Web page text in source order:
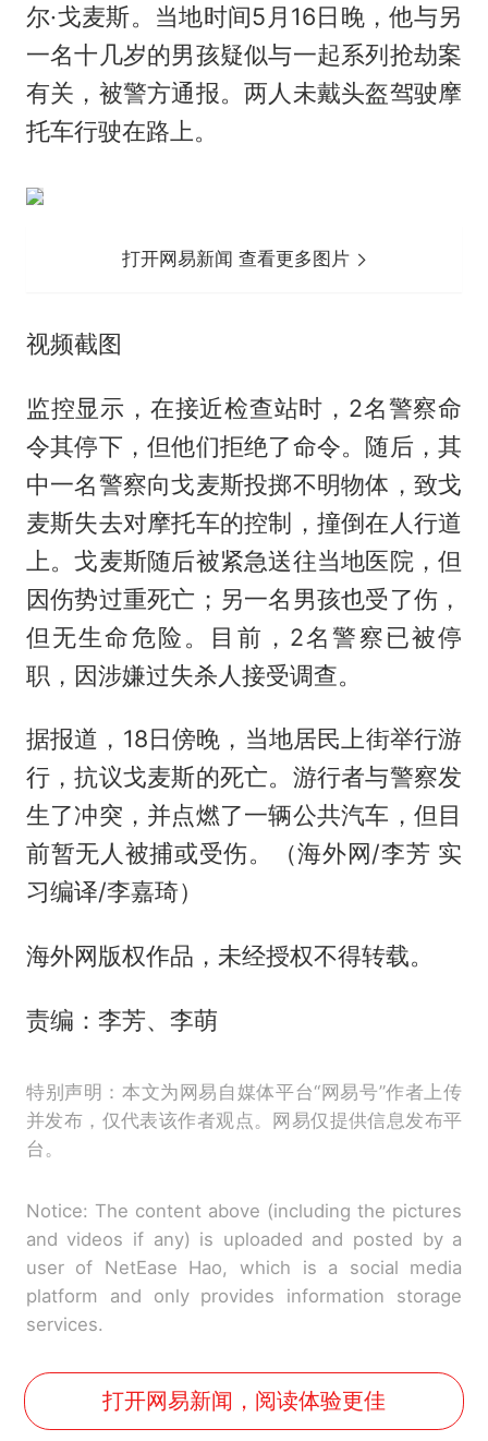
尔·戈麦斯。当地时间5月16日晚，他与另
一名十几岁的男孩疑似与一起系列抢劫案
有关，被警方通报。两人未戴头盔驾驶摩
托车行驶在路上。
打开网易新闻 查看更多图片
视频截图
监控显示，在接近检查站时，2名警察命
令其停下，但他们拒绝了命令。随后，其
中一名警察向戈麦斯投掷不明物体，致戈
麦斯失去对摩托车的控制，撞倒在人行道
上。戈麦斯随后被紧急送往当地医院，但
因伤势过重死亡；另一名男孩也受了伤，
但无生命危险。目前，2名警察已被停
职，因涉嫌过失杀人接受调查。
据报道，18日傍晚，当地居民上街举行游
行，抗议戈麦斯的死亡。游行者与警察发
生了冲突，并点燃了一辆公共汽车，但目
前暂无人被捕或受伤。（海外网/李芳 实
习编译/李嘉琦）
海外网版权作品，未经授权不得转载。
责编：李芳、李萌
特别声明：本文为网易自媒体平台“网易号”作者上传
并发布，仅代表该作者观点。网易仅提供信息发布平
台。
Notice: The content above (including the pictures
and videos if any) is uploaded and posted by a
user of NetEase Hao, which is a social media
platform and only provides information storage
services.
打开网易新闻，阅读体验更佳